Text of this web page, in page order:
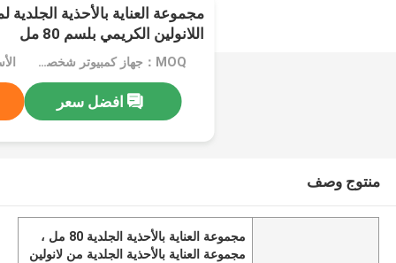
مجموعة العناية بالأحذية
اللانولين الكريمي بلسم 80 مل
MOQ：جهاز كمبيوتر شخصى 1000
افضل سعر
منتوج وصف
مجموعة العناية بالأحذية الجلدية 80 مل ،
مجموعة العناية بالأحذية الجلدية من لانولين